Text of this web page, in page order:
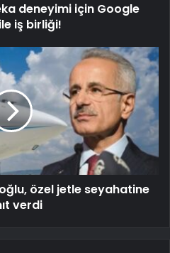
deneyimi için Google
iş birliği!
özel jetle seyahatine
verdi